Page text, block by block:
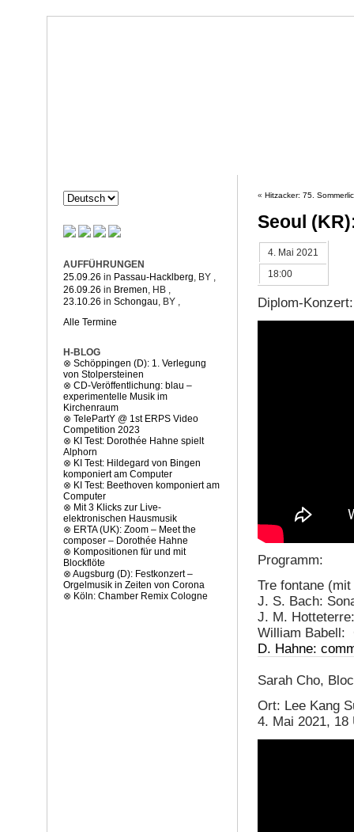
« Hitzacker: 75.
Seoul
4. Mai 2021
18:00
Diplom-
Programm:
Tre fontane
J. S. Bach:
J. M.
William Babell:
D. Hahne:
Sarah Cho,
Ort: Lee Kang
4. Mai 2021, 18
AUFFÜHRUNGEN
25.09.26 in Passau-Hacklberg , BY
26.09.26 in Bremen , HB
23.10.26 in Schongau, BY ,
Alle Termine
H-BLOG
⊗ Schöppingen (D): 1. Verlegung
von Stolpersteinen
⊗ CD-Veröffentlichung: blau –
experimentelle Musik im
Kirchenraum
⊗ TelePartY @ 1st ERPS Video
Competition 2023
⊗ KI Test: Dorothée Hahne spielt
Alphorn
⊗ KI Test: Hildegard von Bingen
komponiert am Computer
⊗ KI Test: Beethoven komponiert am
Computer
⊗ Mit 3 Klicks zur Live-
elektronischen Hausmusik
⊗ ERTA (UK): Zoom – Meet the
composer – Dorothée Hahne
⊗ Kompositionen für und mit
Blockflöte
⊗ Augsburg (D): Festkonzert –
Orgelmusik in Zeiten von Corona
⊗ Köln: Chamber Remix Cologne